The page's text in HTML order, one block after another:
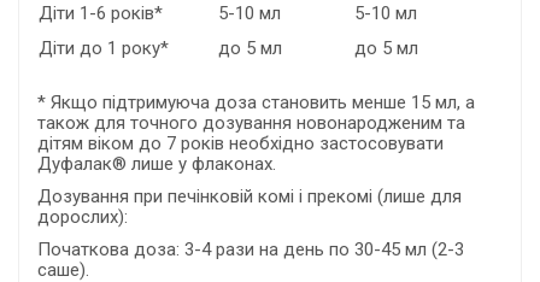
Діти 1-6 років*
5-10 мл
5-10 мл
Діти до 1 року*
до 5 мл до 5 мл
* Якщо підтримуюча доза становить менше 15 мл, а
також для точного дозування новонародженим та
дітям віком до 7 років необхідно застосовувати
Дуфалак® лише у флаконах.
Дозування при печінковій комі і прекомі (лише для
дорослих):
Початкова доза: 3-4 рази на день по 30-45 мл (2-3
саше).